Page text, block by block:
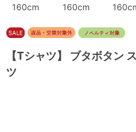
160cm
160cm
【Tシャツ】 ブタボタン
ツ